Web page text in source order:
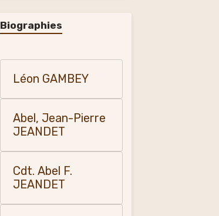
Biographies
Léon GAMBEY
Abel, Jean-Pierre
JEANDET
Cdt. Abel F.
JEANDET